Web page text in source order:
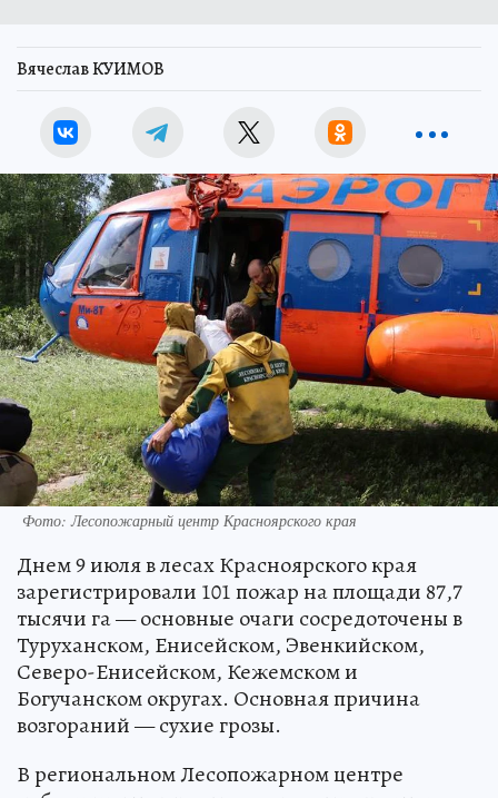
Вячеслав КУИМОВ
Фото: Лесопожарный центр Красноярского края
Днем 9 июля в лесах Красноярского края
зарегистрировали 101 пожар на площади 87,7
тысячи га — основные очаги сосредоточены в
Туруханском, Енисейском, Эвенкийском,
Северо-Енисейском, Кежемском и
Богучанском округах. Основная причина
возгораний — сухие грозы.
В региональном Лесопожарном центре